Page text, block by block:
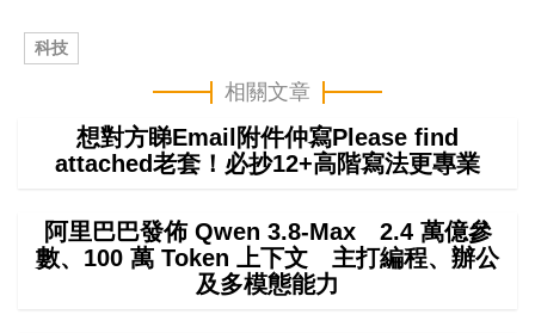
科技
相關文章
想對方睇Email附件仲寫Please find
attached老套！必抄12+高階寫法更專業
阿里巴巴發佈 Qwen 3.8-Max 2.4 萬億參
數、100 萬 Token 上下文 主打編程、辦公
及多模態能力